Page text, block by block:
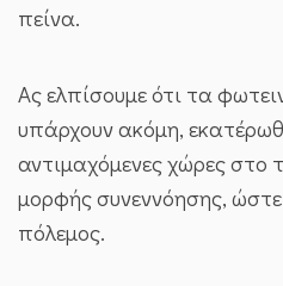
πείνα.
Ας ελπίσουμε ότι τα
υπάρχουν ακόμη,
αντιμαχόμενες χώρες στο
μορφής συνεννόησης,
πόλεμος.